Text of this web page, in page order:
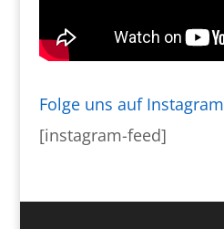
Folge uns auf Instagram
[instagram-feed]